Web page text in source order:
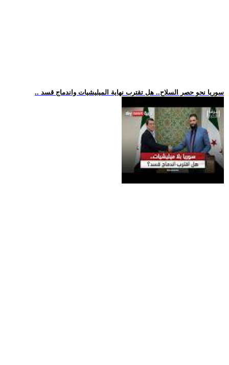
.. سوريا نحو حصر السلاح.. هل تقترب نهاية الميليشيات واندماج قسد